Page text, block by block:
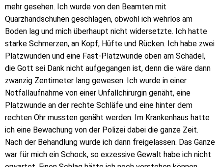
mehr gesehen. Ich wurde von den Beamten mit
Quarzhandschuhen geschlagen, obwohl ich wehrlos am
Boden lag und mich überhaupt nicht widersetzte. Ich hatte
starke Schmerzen, an Kopf, Hüfte und Rücken. Ich habe zwei
Platzwunden und eine Fast-Platzwunde oben am Schädel,
die Gott sei Dank nicht aufgegangen ist, denn die wäre dann
zwanzig Zentimeter lang gewesen. Ich wurde in einer
Notfallaufnahme von einer Unfallchirurgin genäht, eine
Platzwunde an der rechte Schläfe und eine hinter dem
rechten Ohr mussten genäht werden. Im Krankenhaus hatte
ich eine Bewachung von der Polizei dabei die ganze Zeit.
Nach der Behandlung wurde ich dann freigelassen. Das Ganze
war für mich ein Schock, so exzessive Gewalt habe ich nicht